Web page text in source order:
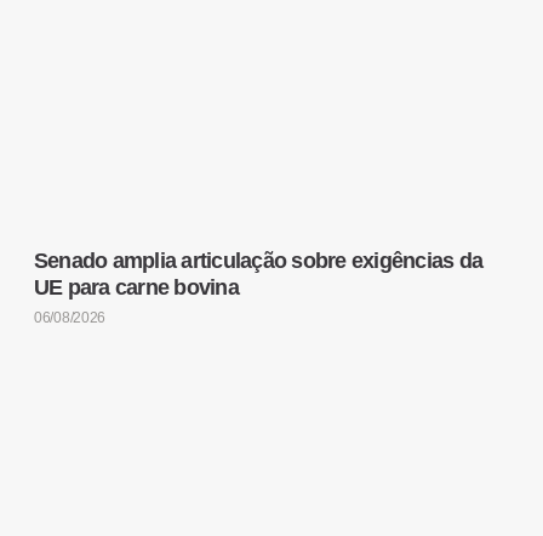
Senado amplia articulação sobre exigências da
UE para carne bovina
06/08/2026